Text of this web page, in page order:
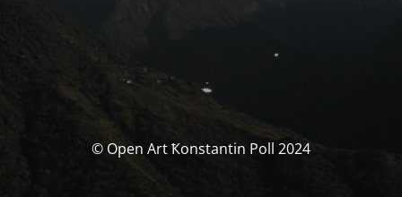
© Open Art Ҟonstantin Poll 2024